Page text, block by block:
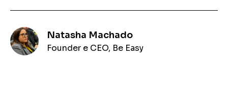
Natasha Machado
Founder e CEO, Be Easy